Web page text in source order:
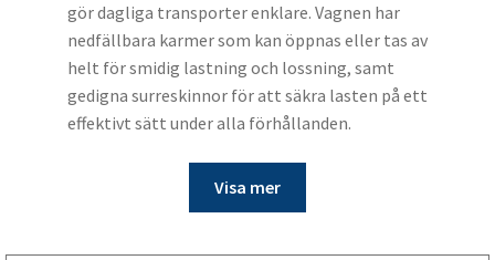
gör dagliga transporter enklare. Vagnen har
nedfällbara karmer som kan öppnas eller tas av
helt för smidig lastning och lossning, samt
gedigna surreskinnor för att säkra lasten på ett
effektivt sätt under alla förhållanden.
Visa mer